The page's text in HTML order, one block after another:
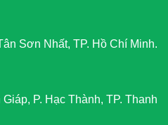
Sơn Nhất, TP. Hồ Chí Minh.
P. Hạc Thành, TP. Thanh